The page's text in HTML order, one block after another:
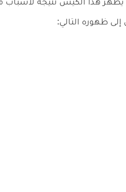
هذا الكيس نتيجة لأسباب
إلى ظهوره التالي: